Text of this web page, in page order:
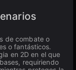
de combate o
o fantásticos.
en 2D en el que
requiriendo